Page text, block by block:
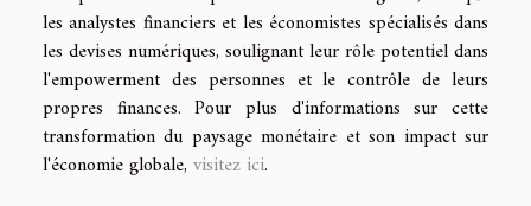
les analystes financiers et les économistes spécialisés dans
les devises numériques, soulignant leur rôle potentiel dans
l'empowerment des personnes et le contrôle de leurs
propres finances. Pour plus d'informations sur cette
transformation du paysage monétaire et son impact sur
l'économie globale, visitez ici.